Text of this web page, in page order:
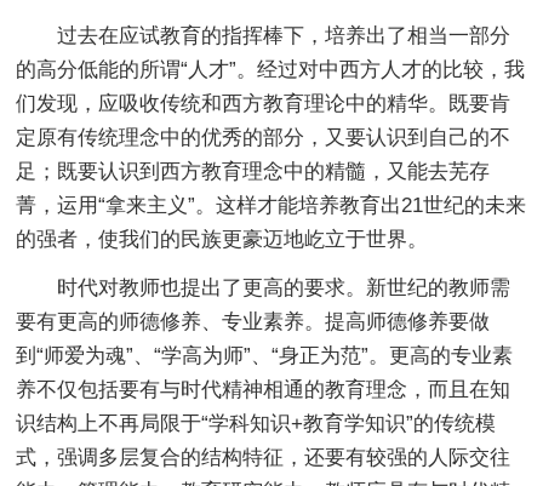
过去在应试教育的指挥棒下，培养出了相当一部分
的高分低能的所谓“人才”。经过对中西方人才的比较，我
们发现，应吸收传统和西方教育理论中的精华。既要肯
定原有传统理念中的优秀的部分，又要认识到自己的不
足；既要认识到西方教育理念中的精髓，又能去芜存
菁，运用“拿来主义”。这样才能培养教育出21世纪的未来
的强者，使我们的民族更豪迈地屹立于世界。
时代对教师也提出了更高的要求。新世纪的教师需
要有更高的师德修养、专业素养。提高师德修养要做
到“师爱为魂”、“学高为师”、“身正为范”。更高的专业素
养不仅包括要有与时代精神相通的教育理念，而且在知
识结构上不再局限于“学科知识+教育学知识”的传统模
式，强调多层复合的结构特征，还要有较强的人际交往